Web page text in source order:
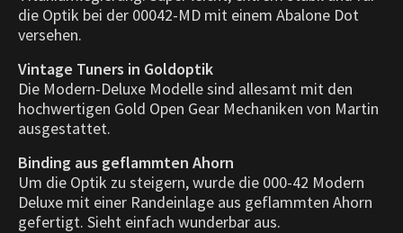
die Optik bei der 00042-MD mit einem Abalone Dot
versehen.
Vintage Tuners in Goldoptik
Die Modern-Deluxe Modelle sind allesamt mit den
hochwertigen Gold Open Gear Mechaniken von Martin
ausgestattet.
Binding aus geflammten Ahorn
Um die Optik zu steigern, wurde die 000-42 Modern
Deluxe mit einer Randeinlage aus geflammten Ahorn
gefertigt. Sieht einfach wunderbar aus.